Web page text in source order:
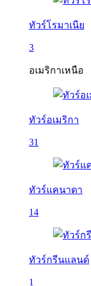
ทัวร์โรมาเนีย
3
อเมริกาเหนือ
ทัวร์อเมริกา
31
ทัวร์แคนาดา
14
ทัวร์กรีนแลนด์
1